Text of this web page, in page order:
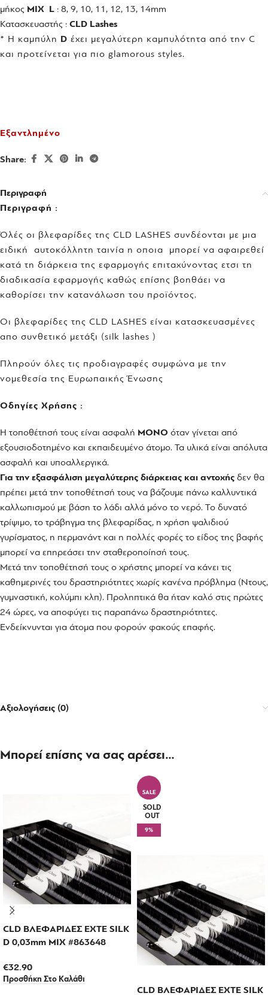
μήκος ΜΙΧ L : 8, 9, 10, 11, 12, 13, 14mm
Κατασκευαστής : CLD Lashes
* Η καμπύλη D έχει μεγαλύτερη καμπυλότητα από την C
και προτείνεται για πιο glamorous styles.
Εξαντλημένο
Share:
Περιγραφή
Περιγραφή :
Όλές οι βλεφαρίδες της CLD LASHES συνδέονται με μια
ειδική αυτοκόλλητη ταινία η οποια μπορεί να αφαιρεθεί
κατά τη διάρκεια της εφαρμογής επιταχύνοντας ετσι τη
διαδικασία εφαρμογής καθώς επίσης βοηθάει να
καθορίσει την κατανάλωση του προϊόντος.
Οι βλεφαρίδες της CLD LASHES είναι κατασκευασμένες
απο συνθετικό μετάξι (silk lashes )
Πληρούν όλες τις προδιαγραφές συμφώνα με την
νομεθεσία της Ευρωπαικής Ένωσης
Oδηγίες Χρήσης :
Η τοποθέτησή τους είναι ασφαλή ΜΟΝΟ όταν γίνεται από
εξουσιοδοτημένο και εκπαιδευμένο άτομο. Τα υλικά είναι απόλυτα
ασφαλή και υποαλλεργικά.
Για την εξασφάλιση μεγαλύτερης διάρκειας και αντοχής δεν θα
πρέπει μετά την τοποθέτησή τους να βάζουμε πάνω καλλυντικά
καλλωπισμού με βάση το λάδι αλλά μόνο το νερό. Το δυνατό
τρίψιμο, το τράβηγμα της βλεφαρίδας, η χρήση ψαλιδιού
γυρίσματος, η περμανάντ και η πολλές φορές το είδος της βαφής
μπορεί να επηρεάσει την σταθεροποίησή τους.
Μετά την τοποθέτησή τους ο χρήστης μπορεί να κάνει τις
καθημερινές του δραστηριότητες χωρίς κανένα πρόβλημα (Ντους,
γυμναστική, κολύμπι κλπ). Προληπτικά θα ήταν καλό στις πρώτες
24 ώρες, να αποφύγει τις παραπάνω δραστηριότητες.
Ενδείκνυνται για άτομα που φορούν φακούς επαφής.
Αξιολογήσεις (0)
Μπορεί επίσης να σας αρέσει…
CLD ΒΛΕΦΑΡΙΔΕΣ EXTE SILK
D 0,03mm MIX #863648
€32.90
Προσθήκη Στο Καλάθι
SALE
SOLD
OUT
9%
CLD ΒΛΕΦΑΡΙΔΕΣ EXTE SILK